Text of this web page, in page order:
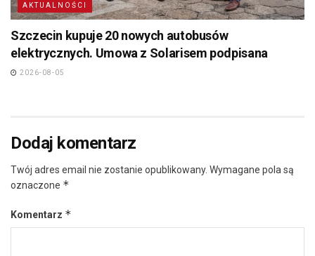
AKTUALNOŚCI
Szczecin kupuje 20 nowych autobusów
elektrycznych. Umowa z Solarisem podpisana
2026-08-05
Dodaj komentarz
Twój adres email nie zostanie opublikowany. Wymagane pola są
oznaczone *
Komentarz *